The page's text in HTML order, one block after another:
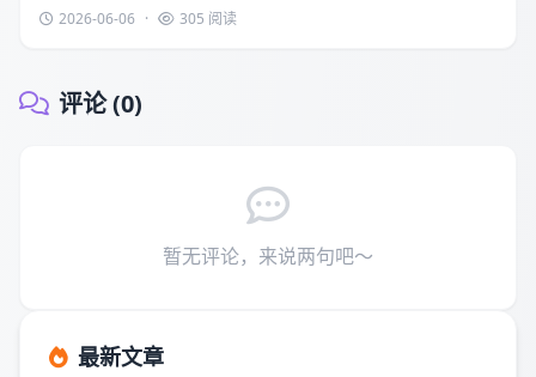
2026-06-06 · 305 阅读
评论 (0)
暂无评论，来说两句吧～
最新文章